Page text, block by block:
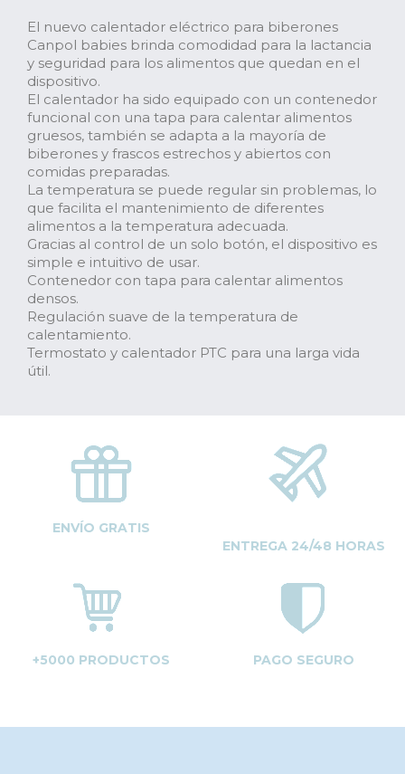
El nuevo calentador eléctrico para biberones
Canpol babies brinda comodidad para la lactancia
y seguridad para los alimentos que quedan en el
dispositivo.
El calentador ha sido equipado con un contenedor
funcional con una tapa para calentar alimentos
gruesos, también se adapta a la mayoría de
biberones y frascos estrechos y abiertos con
comidas preparadas.
La temperatura se puede regular sin problemas, lo
que facilita el mantenimiento de diferentes
alimentos a la temperatura adecuada.
Gracias al control de un solo botón, el dispositivo es
simple e intuitivo de usar.
Contenedor con tapa para calentar alimentos
densos.
Regulación suave de la temperatura de
calentamiento.
Termostato y calentador PTC para una larga vida
útil.
ENVÍO GRATIS
ENTREGA 24/48 HORAS
+5000 PRODUCTOS PAGO SEGURO